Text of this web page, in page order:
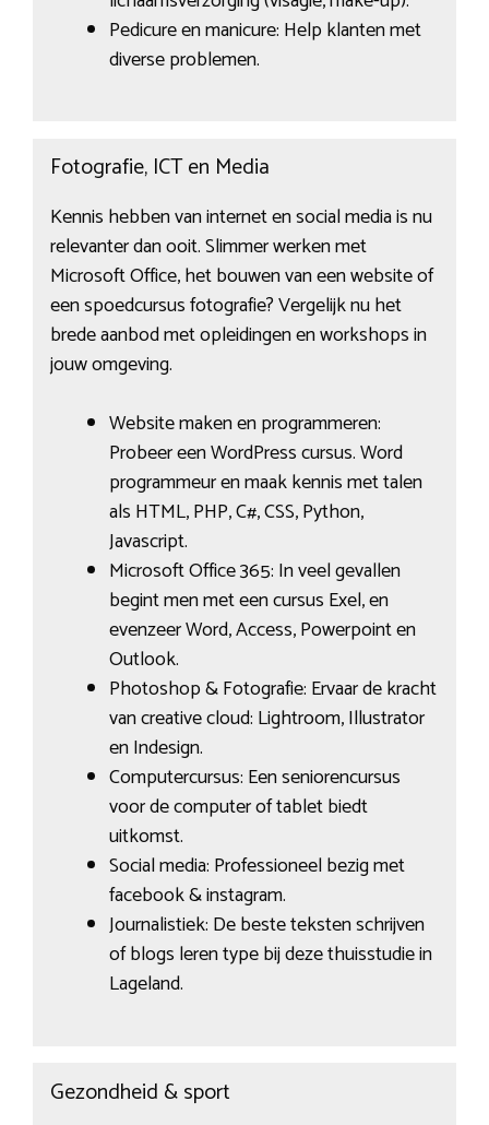
Pedicure en manicure: Help klanten met
diverse problemen.
Fotografie, ICT en Media
Kennis hebben van internet en social media is nu
relevanter dan ooit. Slimmer werken met
Microsoft Office, het bouwen van een website of
een spoedcursus fotografie? Vergelijk nu het
brede aanbod met opleidingen en workshops in
jouw omgeving.
Website maken en programmeren:
Probeer een WordPress cursus. Word
programmeur en maak kennis met talen
als HTML, PHP, C#, CSS, Python,
Javascript.
Microsoft Office 365: In veel gevallen
begint men met een cursus Exel, en
evenzeer Word, Access, Powerpoint en
Outlook.
Photoshop & Fotografie: Ervaar de kracht
van creative cloud: Lightroom, Illustrator
en Indesign.
Computercursus: Een seniorencursus
voor de computer of tablet biedt
uitkomst.
Social media: Professioneel bezig met
facebook & instagram.
Journalistiek: De beste teksten schrijven
of blogs leren type bij deze thuisstudie in
Lageland.
Gezondheid & sport